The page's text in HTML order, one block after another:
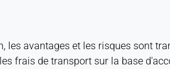
les avantages et les risques sont
frais de transport sur la base